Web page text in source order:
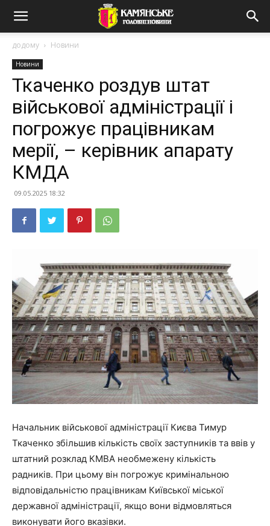
додому Новини
Новини
Ткаченко роздув штат
військової адміністрації і
погрожує працівникам
мерії, – керівник апарату
КМДА
09.05.2025 18:32
Начальник військової адміністрації Києва Тимур
Ткаченко збільшив кількість своїх заступників та ввів у
штатний розклад КМВА необмежену кількість
радників. При цьому він погрожує кримінальною
відповідальністю працівникам Київської міської
державної адміністрації, якщо вони відмовляться
виконувати його вказівки.